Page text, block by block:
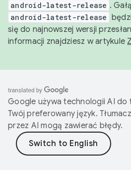
android-latest-release .
android-latest-release
się do najnowszej wersji
informacji znajdziesz w artykule
Google używa technologii AI do
Twój preferowany język.
przez AI mogą zawierać błędy.